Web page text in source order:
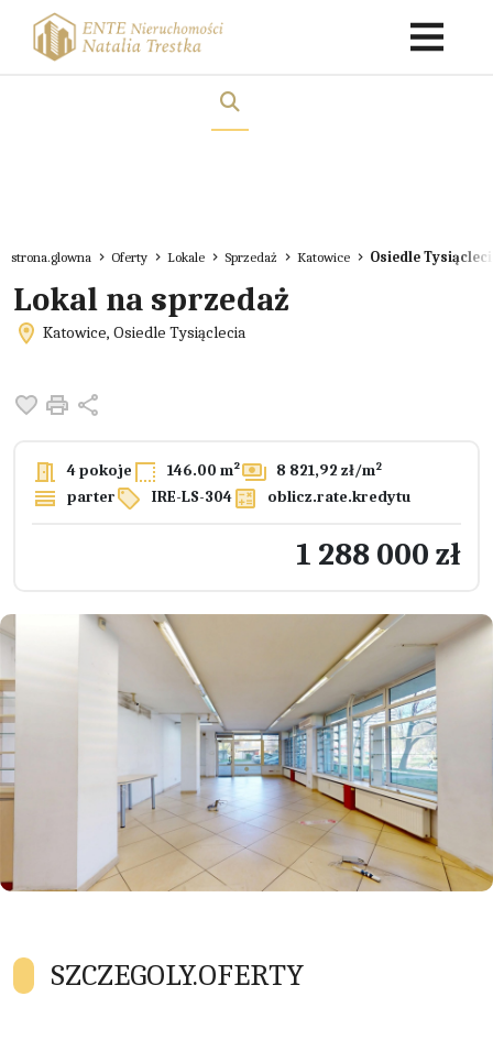
strona.glowna Oferty Lokale Sprzedaż Katowice Osiedle
Lokal na sprzedaż
Katowice, Osiedle Tysiąclecia
Dodaj do ulubionych
Drukuj
4 pokoje 146.00 m² 8 821,92 zł/m2
parter IRE-LS-304 oblicz.rate.kredytu
1 288 000 zł
SZCZEGOLY.OFERTY